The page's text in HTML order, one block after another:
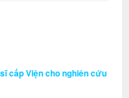
cấp Viện cho nghiên cứu